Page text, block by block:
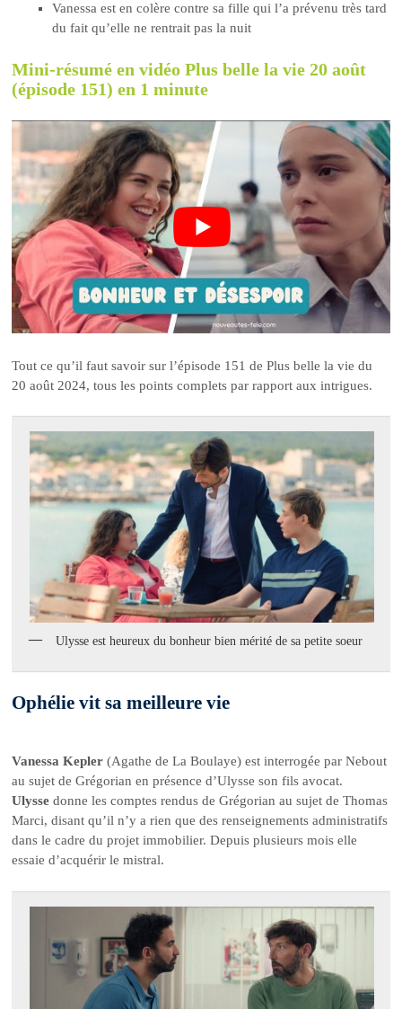
Vanessa est en colère contre sa fille qui l’a prévenu très tard
du fait qu’elle ne rentrait pas la nuit
Mini-résumé en vidéo Plus belle la vie 20 août
(épisode 151) en 1 minute
Tout ce qu’il faut savoir sur l’épisode 151 de Plus belle la vie du
20 août 2024, tous les points complets par rapport aux intrigues.
Ulysse est heureux du bonheur bien mérité de sa petite soeur
Ophélie vit sa meilleure vie
Vanessa Kepler (Agathe de La Boulaye) est interrogée par Nebout
au sujet de Grégorian en présence d’Ulysse son fils avocat.
Ulysse donne les comptes rendus de Grégorian au sujet de Thomas
Marci, disant qu’il n’y a rien que des renseignements administratifs
dans le cadre du projet immobilier. Depuis plusieurs mois elle
essaie d’acquérir le mistral.